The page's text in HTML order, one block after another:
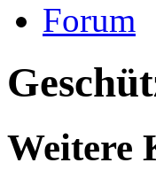
Forum
Weitere